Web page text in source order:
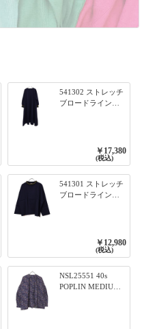
541302 ストレッチ
ブロードライン入
ワンピース 79ネイ
￥17,380
(税込)
541301 ストレッチ
ブロードライン入
リブプルオーバー
79ネイビー
￥12,980
(税込)
NSL25551 40s
POPLIN MEDIUM